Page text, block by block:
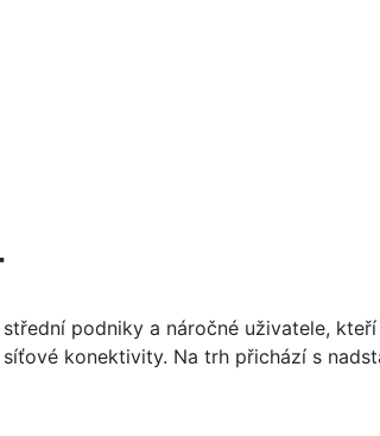
podniky a náročné uživatele,
konektivity. Na trh přichází s